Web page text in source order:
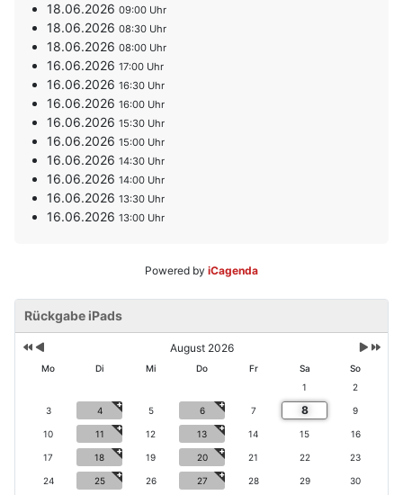
18.06.202609:00
18.06.202608:30
18.06.202608:00
16.06.202617:00
16.06.202616:30
16.06.202616:00
16.06.202615:30
16.06.202615:00
16.06.202614:30
16.06.202614:00
16.06.202613:30
16.06.202613:00
Powered by iCagenda
Rückgabe iPads
V
o
r
h
V
o
r
h
M
N
c
h
N
c
h
M
n
a
August 2026
Mo Di Mi Do Fr Sa
So
1
2
3 4 5 6 7 8 9
10 11 12 13 14 15 16
17 18 19 20 21 22 23
24 25 26 27 28 29 30